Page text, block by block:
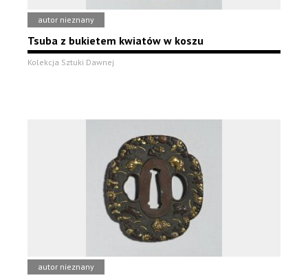
autor nieznany
Tsuba z bukietem kwiatów w koszu
Kolekcja Sztuki Dawnej
autor nieznany